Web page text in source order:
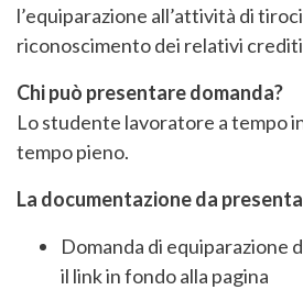
l’equiparazione all’attività di
riconoscimento dei relativi
Chi può presentare domanda?
Lo studente lavoratore a tempo
tempo pieno.
La documentazione da
Domanda di equiparazione
il link in fondo alla pagina